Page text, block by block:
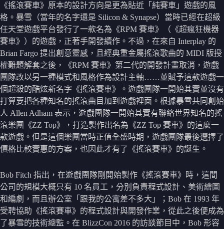
《搖滾賽車》原本的設計方向是更為貼近「純賽車」遊戲的風
格。暴雪（當年的名字還是 Silicon & Synapse）當時已經在超級
任天堂遊戲平台發行了一款名為《RPM 賽車》（《超瘋狂機器
賽車》）的遊戲，正著手開發續作。不過，在來自 Interplay 的
Brian Fargo 提出創意靈感，且經典重金屬搖滾歌曲的 MIDI 版授
權難題解套之後，《RPM 賽車》第二代的開發計畫取消，遊戲
團隊改以另一種模式和風格作為設計主軸……並賦予這款遊戲一
個超殺的酷炫新名字《搖滾賽車》。遊戲團隊一開始其實並沒有
打算要把各種知名的搖滾曲目加到遊戲裡面。根據暴雪共同創始
人 Allen Adham 表示，遊戲團隊一開始其實有聯絡世界知名的搖
滾樂團《ZZ Top》，打造製作出名為《ZZ Top 賽車》的這麼一
款遊戲。但是這個樂團當時正值全盛時期，遊戲團隊最後選擇了
價格比較實惠的方案，也因此才有了《搖滾賽車》的誕生。
Bob Fitch 指出，在遊戲團隊剛開始製作《搖滾賽車》時，這間
公司的規模大概只有 10 名員工，分別負責程式設計、美術繪圖
和編劇，而且辦公室「跟我的公寓差不多大」；Bob 在 1993 年
受聘協助《搖滾賽車》的程式設計與開發作業，從此之後便成為
了暴雪的技術總監。在 BlizzCon 2016 的訪談節目中，Bob 形容